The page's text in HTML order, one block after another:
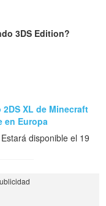
3DS Edition?
XL de Minecraft
en Europa
disponible el 19